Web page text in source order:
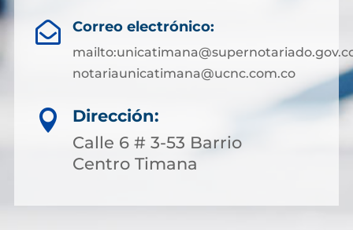
 Correo electrónico:
notariaunicatimana@ucnc.com.co

Dirección:
Calle 6 # 3-53 Barrio
Centro Timana